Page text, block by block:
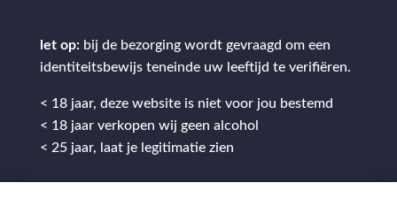
let op: bij de bezorging wordt gevraagd om een
identiteitsbewijs teneinde uw leeftijd te verifiëren.
< 18 jaar, deze website is niet voor jou bestemd
< 18 jaar verkopen wij geen alcohol
< 25 jaar, laat je legitimatie zien